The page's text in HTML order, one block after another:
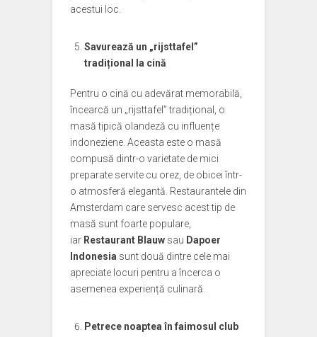
acestui loc.
Savurează un „rijsttafel”
tradițional la cină
Pentru o cină cu adevărat memorabilă,
încearcă un „rijsttafel” tradițional, o
masă tipică olandeză cu influențe
indoneziene. Aceasta este o masă
compusă dintr-o varietate de mici
preparate servite cu orez, de obicei într-
o atmosferă elegantă. Restaurantele din
Amsterdam care servesc acest tip de
masă sunt foarte populare,
iar Restaurant Blauw sau Dapoer
Indonesia sunt două dintre cele mai
apreciate locuri pentru a încerca o
asemenea experiență culinară.
Petrece noaptea în faimosul club